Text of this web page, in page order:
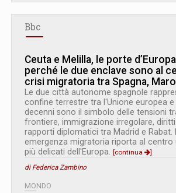
Bbc
Ceuta e Melilla, le porte
perché le due enclave sono al
crisi migratoria tra Spagna,
Le due città autonome spagnole
confine terrestre tra l'Unione europea e
decenni sono il simbolo delle tensioni
frontiere, immigrazione irregolare,
rapporti diplomatici tra Madrid e Rabat.
emergenza migratoria riporta al centro
più delicati dell'Europa. [continua
]
di Federica Zambino
MONDO